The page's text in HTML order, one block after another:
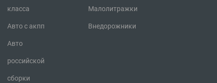
класса
Авто с акпп
Авто
российской
сборки
Малолитражки
Внедорожники